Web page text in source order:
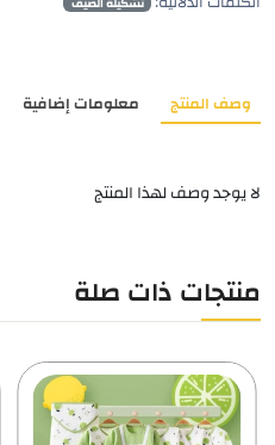
وصف المنتج معلومات إضافية
لا يوجد وصف لهذا المنتج
منتجات ذات صلة